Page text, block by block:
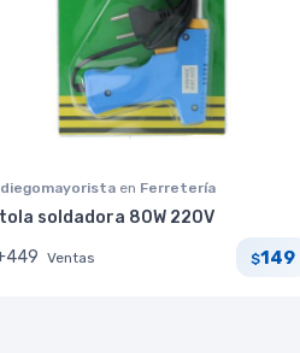
diegomayorista en Ferretería
soldadora 80W 220V
Ventas $149